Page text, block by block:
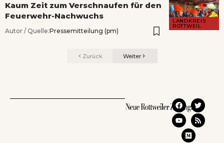
LANDKREIS
ROTTWEIL
Kaum Zeit zum Verschnaufen für den
Feuerwehr-Nachwuchs
Autor / Quelle:Pressemitteilung (pm)
Zurück Weiter